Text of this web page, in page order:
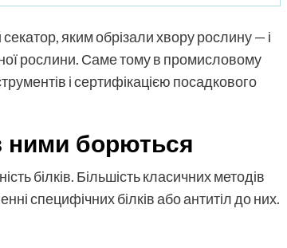
яким обрізали хвору рослину — і
рослини. Саме тому в промисловому
і сертифікацією посадкового
ними борються
білків. Більшість класичних методів
специфічних білків або антитіл до них.